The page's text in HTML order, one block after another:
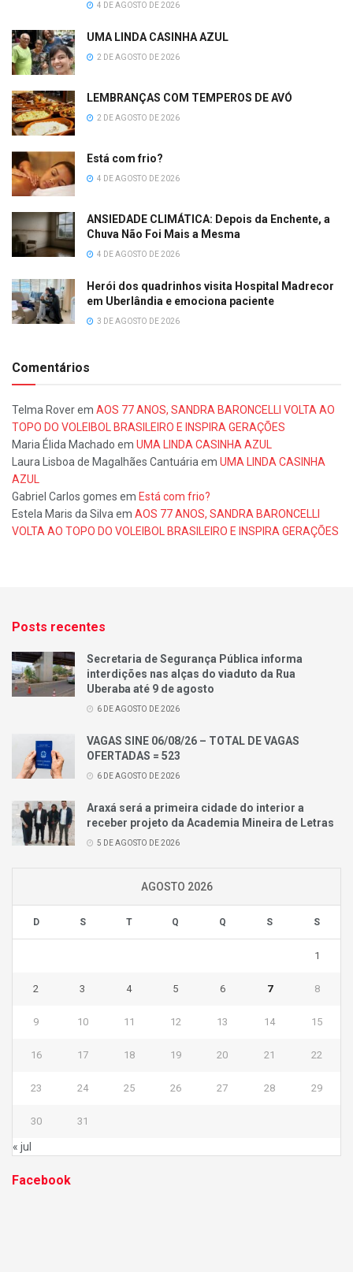
4 DE AGOSTO DE 2026
UMA LINDA CASINHA AZUL
2 DE AGOSTO DE 2026
LEMBRANÇAS COM TEMPEROS DE AVÓ
2 DE AGOSTO DE 2026
Está com frio?
4 DE AGOSTO DE 2026
ANSIEDADE CLIMÁTICA: Depois da Enchente, a
Chuva Não Foi Mais a Mesma
4 DE AGOSTO DE 2026
Herói dos quadrinhos visita Hospital Madrecor
em Uberlândia e emociona paciente
3 DE AGOSTO DE 2026
Comentários
Telma Roverem AOS 77 ANOS, SANDRA BARONCELLI VOLTA AO
TOPO DO VOLEIBOL BRASILEIRO E INSPIRA GERAÇÕES
Maria Élida Machado em UMA LINDA CASINHA AZUL
Laura Lisboa de Magalhães Cantuária em UMA LINDA CASINHA
AZUL
Gabriel Carlos gomes em Está com frio?
Estela Maris da Silva em AOS 77 ANOS, SANDRA BARONCELLI
VOLTA AO TOPO DO VOLEIBOL BRASILEIRO E INSPIRA GERAÇÕES
Posts recentes
Secretaria de Segurança Pública informa
interdições nas alças do viaduto da Rua
Uberaba até 9 de agosto
6 DE AGOSTO DE 2026
VAGAS SINE 06/08/26 – TOTAL DE VAGAS
OFERTADAS = 523
6 DE AGOSTO DE 2026
Araxá será a primeira cidade do interior a
receber projeto da Academia Mineira de Letras
5 DE AGOSTO DE 2026
AGOSTO 2026
D S T Q Q S S
1
2 3 4 5 6 7 8
9 10 11 12 13 14 15
16 17 18 19 20 21 22
23 24 25 26 27 28 29
30 31
« jul
Facebook